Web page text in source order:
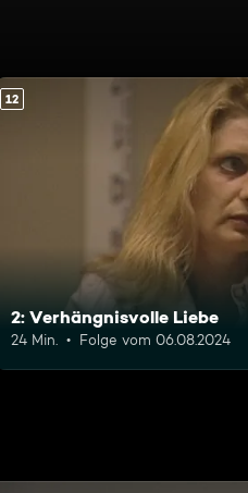
12
2: Verhängnisvolle Liebe
24 Min. Folge vom 06.08.2024